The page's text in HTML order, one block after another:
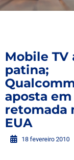
Mobile TV
patina;
aposta em
retomada
EUA
18 fevereiro 2010